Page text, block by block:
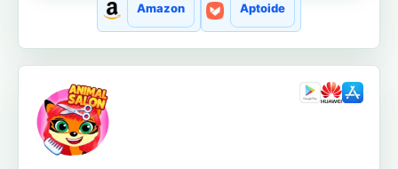
Amazon Aptoide